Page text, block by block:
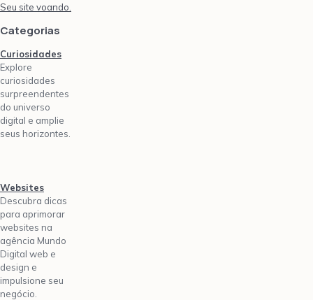
Seu site voando.
Categorias
Curiosidades
Explore
curiosidades
surpreendentes
do universo
digital e amplie
seus horizontes.
Websites
Descubra dicas
para aprimorar
websites na
agência Mundo
Digital web e
design e
impulsione seu
negócio.